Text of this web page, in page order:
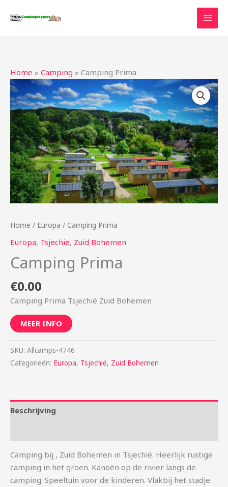
naar
Home » Camping » Camping Prima
Home / Europa / Camping Prima
Europa, Tsjechië, Zuid Bohemen
Camping Prima
€0.00
Camping Prima Tsjechië Zuid Bohemen
MEER INFO
SKU: Allcamps-4746
Categorieën: Europa, Tsjechië, Zuid Bohemen
Beschrijving
Camping bij , Zuid Bohemen in Tsjechië. Heerlijk rustige
camping in het groen. Kanoën op de rivier langs de
camping. Speeltuin voor de kinderen. Vlakbij het stadje